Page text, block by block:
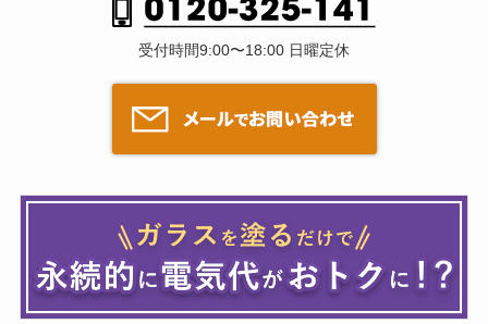
受付時間9:00〜18:00 日曜定休